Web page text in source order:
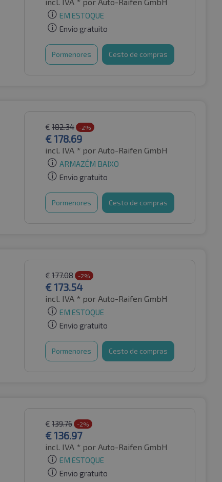
incl. IVA * por Auto-Raifen GmbH
EM ESTOQUE
Envio gratuito
Pormenores Cesto de compras
€ 182.34 -2%
€178.69
incl. IVA * por Auto-Raifen GmbH
ARMAZÉM BAIXO
Envio gratuito
Pormenores Cesto de compras
€ 177.08 -2%
€173.54
incl. IVA * por Auto-Raifen GmbH
EM ESTOQUE
Envio gratuito
Pormenores Cesto de compras
€ 139.76 -2%
€136.97
incl. IVA * por Auto-Raifen GmbH
EM ESTOQUE
Envio gratuito